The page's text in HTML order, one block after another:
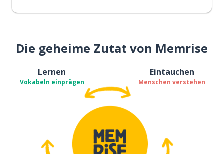
Die geheime Zutat von Memrise
Lernen
Vokabeln einprägen
Eintauchen
Menschen verstehen